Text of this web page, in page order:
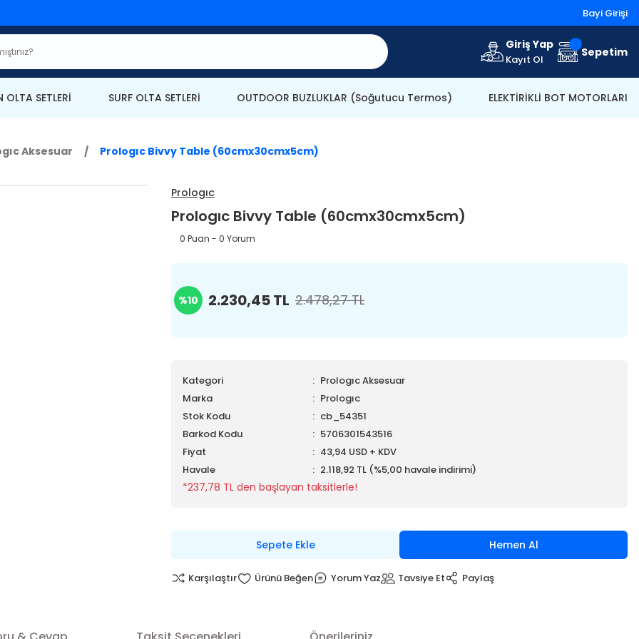
Bayi Girişi
Giriş Yap
Kayıt Ol
Sepetim
OLTA SETLERİ SURF OLTA SETLERİ OUTDOOR BUZLUKLAR (Soğutucu Termos) ELEKTİRİKLİ BOT MOTORLARI
Aksesuar Prologıc Bivvy Table (60cmx30cmx5cm)
Prologıc
Prologıc Bivvy Table (60cmx30cmx5cm)
0 Puan - 0 Yorum
%10 2.230,45 TL 2.478,27 TL
Kategori
Prologıc Aksesuar
Marka
Prologıc
Stok Kodu
cb_54351
Barkod Kodu
5706301543516
Fiyat
43,94 USD + KDV
Havale
2.118,92 TL (%5,00 havale indirimi)
*237,78 TL den başlayan taksitlerle!
Sepete Ekle Hemen Al
Karşılaştır Yorum Yaz Tavsiye Et Paylaş